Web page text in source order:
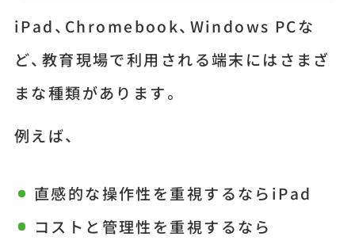
iPad、Chromebook、Windows PCな
ど、教育現場で利用される端末にはさまざ
まな種類があります。
例えば、
直感的な操作性を重視するならiPad
コストと管理性を重視するなら